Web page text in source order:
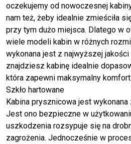
oczekujemy od nowoczesnej
nam też, żeby idealnie zmieściła
przy tym dużo miejsca. Dlatego w
wiele modeli kabin w różnych
wykonana jest z najwyższej jakości
znajdziesz kabinę idealnie
która zapewni maksymalny komfort.
Szkło hartowane
Kabina prysznicowa jest wykonana
Jest ono bezpieczne w
uszkodzenia rozsypuje się na
zagrożenia. Jednocześnie w